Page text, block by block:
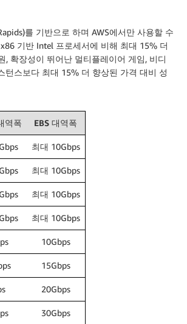
를 기반으로 하며 AWS에서만 사용할 수
기반 Intel 프로세서에 비해 최대 15% 더
, 확장성이 뛰어난 멀티플레이어 게임, 비디
턴스보다 최대 15% 더 향상된 가격 대비 성
역폭 EBS 대역폭
최대 10Gbps
최대 10Gbps
최대 10Gbps
최대 10Gbps
10Gbps
15Gbps
20Gbps
30Gbps